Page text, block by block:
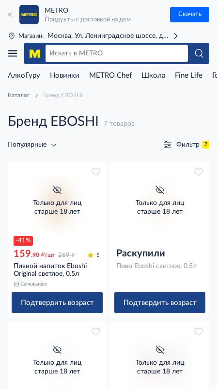
METRO
Продукты с доставкой на дом
Скачать
Магазин: Москва, Ул. Ленинградское шоссе, д. 71Г (м. Речной
АлкоГуру Новинки METRO Chef Школа Fine Life
Каталог Бренд EBOSHI
Бренд EBOSHI 7 товаров
Популярные Фильтр 7
-41%
Только для лиц
старше 18 лет
159.90 д/шт 269 д 5
Пивной напиток Eboshi
Original светлое, 0.5л
Самовывоз
Подтвердить возраст
Только для лиц
старше 18 лет
Раскупили
Пиво Eboshi светлое, 0.5л
Подтвердить возраст
Только для лиц
старше 18 лет
Только для лиц
старше 18 лет